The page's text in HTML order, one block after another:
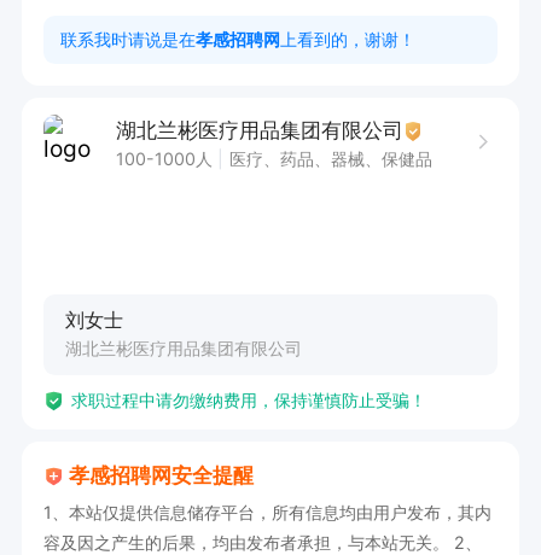
5.应届毕业生优先。
上班时间：（08:30-17:30）能适应加班    中午有
联系我时请说是在孝感招聘网 上看到的，谢谢！
湖北兰彬医疗用品集团有限公司
100-1000人 医疗、药品、器械、保健品
刘女士
湖北兰彬医疗用品集团有限公司
求职过程中请勿缴纳费用，保持谨慎防止受骗！
孝感招聘网安全提醒
1、本站仅提供信息储存平台，所有信息均由用户发布，其内
容及因之产生的后果，均由发布者承担，与本站无关。 2、